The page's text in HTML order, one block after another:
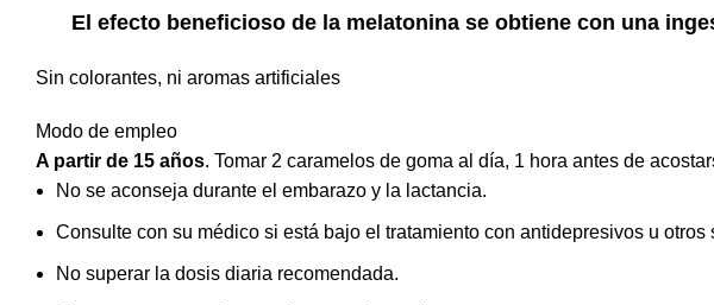
El efecto beneficioso de la melatonina se obtiene con una
Sin colorantes, ni aromas artificiales
Modo de empleo
A partir de 15 años. Tomar 2 caramelos de goma al día, 1 hora antes de
No se aconseja durante el embarazo y la lactancia.
Consulte con su médico si está bajo el tratamiento con antidepresivos u otros
No superar la dosis diaria recomendada.